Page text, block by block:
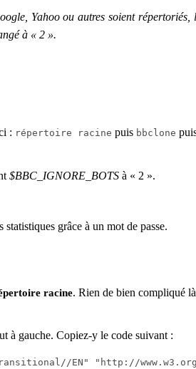
Yahoo ou autres soient répertoriés,
à « 2 ».
: répertoire racine puis bbclone
$BBC_IGNORE_BOTS à « 2 ».
grâce à un mot de passe.
racine. Rien de bien compliqué
à gauche. Copiez-y le code suivant :
Transitional//EN" "http://